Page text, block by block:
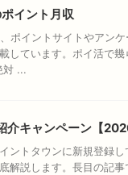
イント月収
ポイントサイトやアン
しています。ポイ活で
対 ...
キャンペーン【
ントタウンに新規登録
解説します。長目の記